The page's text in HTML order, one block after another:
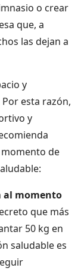
o crear
que, a
las dejan a
y
esta razón,
y
de
al momento
que más
50 kg en
saludable es